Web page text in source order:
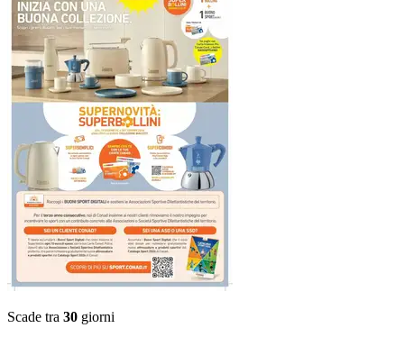
Scade tra 30 giorni